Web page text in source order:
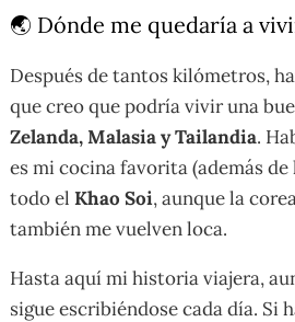
🌏 Dónde me quedaría a
Después de tantos kilómetros,
que creo que podría vivir una
Zelanda, Malasia y Tailandia.
es mi cocina favorita (además de
todo elKhao Soi, aunque la
también me vuelven loca.
Hasta aquí mi historia viajera,
sigue escribiéndose cada día. Si